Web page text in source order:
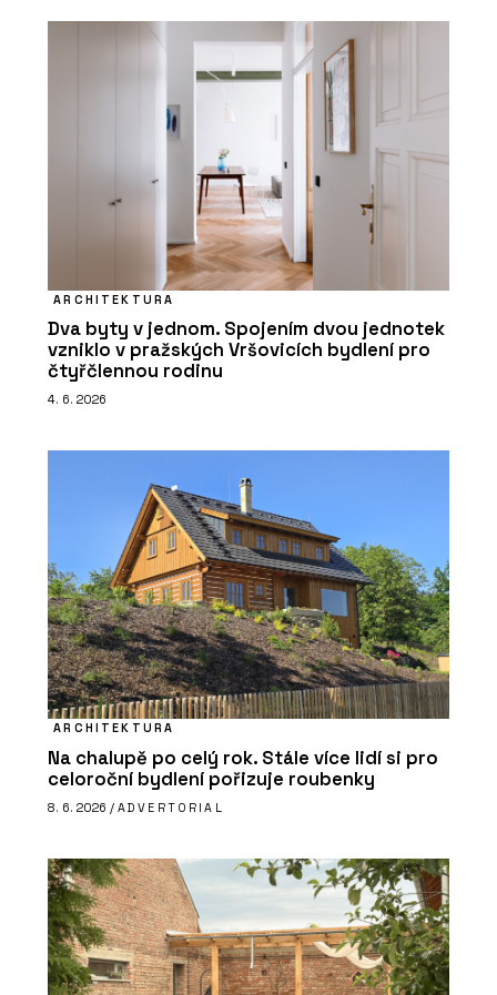
ARCHITEKTURA
Dva byty v jednom. Spojením dvou jednotek
vzniklo v pražských Vršovicích bydlení pro
čtyřčlennou rodinu
4. 6. 2026
ARCHITEKTURA
Na chalupě po celý rok. Stále více lidí si pro
celoroční bydlení pořizuje roubenky
8. 6. 2026 / ADVERTORIAL